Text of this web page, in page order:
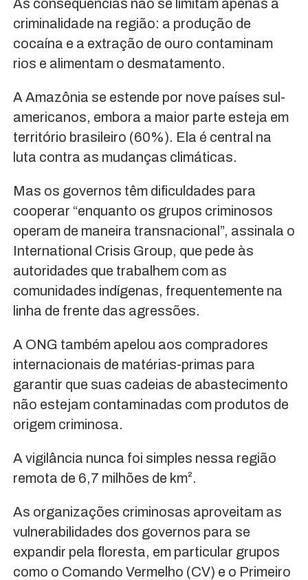
As consequências não se limitam apenas à
criminalidade na região: a produção de
cocaína e a extração de ouro contaminam
rios e alimentam o desmatamento.
A Amazônia se estende por nove países sul-
americanos, embora a maior parte esteja em
território brasileiro (60%). Ela é central na
luta contra as mudanças climáticas.
Mas os governos têm dificuldades para
cooperar “enquanto os grupos criminosos
operam de maneira transnacional”, assinala o
International Crisis Group, que pede às
autoridades que trabalhem com as
comunidades indígenas, frequentemente na
linha de frente das agressões.
A ONG também apelou aos compradores
internacionais de matérias-primas para
garantir que suas cadeias de abastecimento
não estejam contaminadas com produtos de
origem criminosa.
A vigilância nunca foi simples nessa região
remota de 6,7 milhões de km².
As organizações criminosas aproveitam as
vulnerabilidades dos governos para se
expandir pela floresta, em particular grupos
como o Comando Vermelho (CV) e o Primeiro